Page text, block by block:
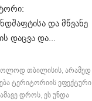
და მწვანე
დაცვა და...
თბილისის, არამედ
ტერიტორიის ეფექტური
დროს, ეს უნდა